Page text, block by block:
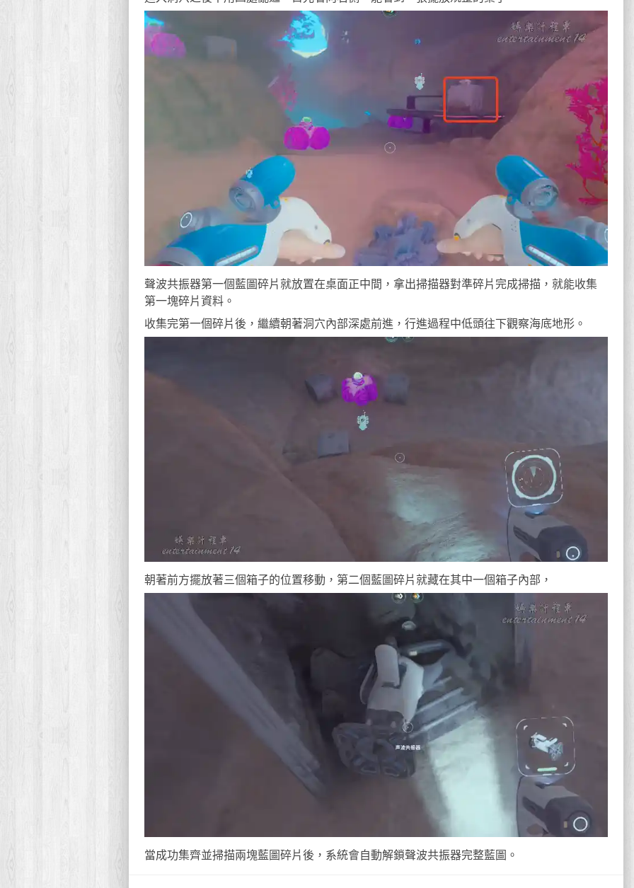
聲波共振器第一個藍圖碎片就放置在桌面正中間，拿出掃描器對準碎片完成掃描，就能收集
第一塊碎片資料。
收集完第一個碎片後，繼續朝著洞穴內部深處前進，行進過程中低頭往下觀察海底地形。
朝著前方擺放著三個箱子的位置移動，第二個藍圖碎片就藏在其中一個箱子內部，
當成功集齊並掃描兩塊藍圖碎片後，系統會自動解鎖聲波共振器完整藍圖。